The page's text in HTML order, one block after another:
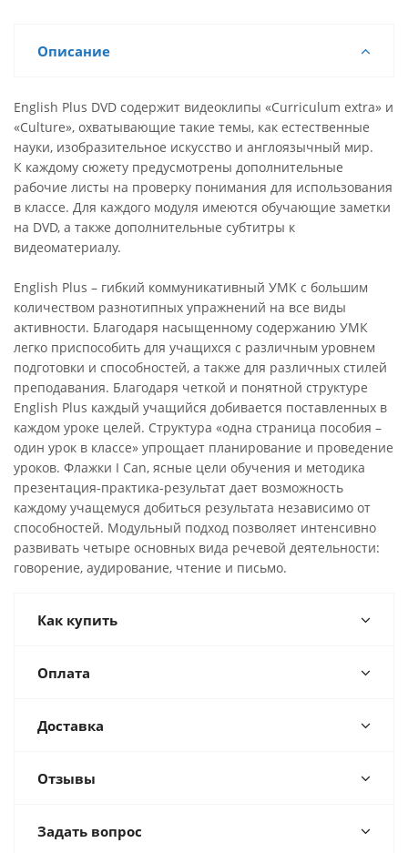
Описание
English Plus DVD содержит видеоклипы «Сurriculum extra» и
«Сulture», охватывающие такие темы, как естественные
науки, изобразительное искусство и англоязычный мир.
К каждому сюжету предусмотрены дополнительные
рабочие листы на проверку понимания для использования
в классе. Для каждого модуля имеются обучающие заметки
на DVD, а также дополнительные субтитры к
видеоматериалу.
English Plus – гибкий коммуникативный УМК с большим
количеством разнотипных упражнений на все виды
активности. Благодаря насыщенному содержанию УМК
легко приспособить для учащихся с различным уровнем
подготовки и способностей, а также для различных стилей
преподавания. Благодаря четкой и понятной структуре
English Plus каждый учащийся добивается поставленных в
каждом уроке целей. Структура «одна страница пособия –
один урок в классе» упрощает планирование и проведение
уроков. Флажки I Can, ясные цели обучения и методика
презентация-практика-результат дает возможность
каждому учащемуся добиться результата независимо от
способностей. Модульный подход позволяет интенсивно
развивать четыре основных вида речевой деятельности:
говорение, аудирование, чтение и письмо.
Как купить
Оплата
Доставка
Отзывы
Задать вопрос